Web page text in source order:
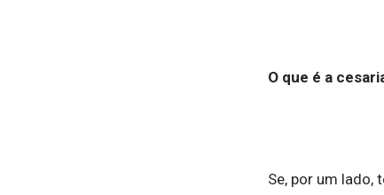
O que é a
Se, por um lado,